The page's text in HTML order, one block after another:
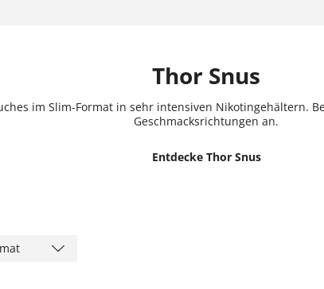
Thor Snus
im Slim-Format in sehr intensiven Nikotingehältern.
Geschmacksrichtungen an.
Entdecke Thor Snus